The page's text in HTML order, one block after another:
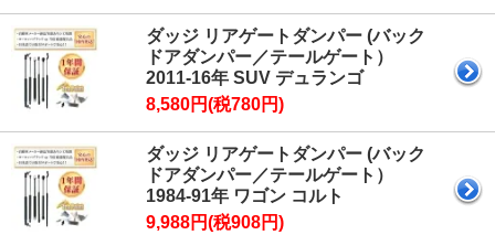
ダッジ リアゲートダンパー (バック
ドアダンパー／テールゲート）
2011-16年 SUV デュランゴ
8,580円(税780円)
ダッジ リアゲートダンパー (バック
ドアダンパー／テールゲート）
1984-91年 ワゴン コルト
9,988円(税908円)